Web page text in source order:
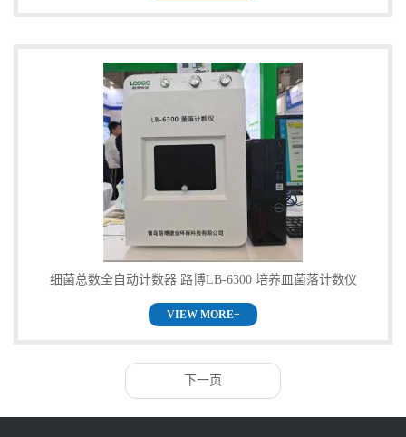
细菌总数全自动计数器 路博LB-6300 培养皿菌落计数仪
VIEW MORE+
下一页